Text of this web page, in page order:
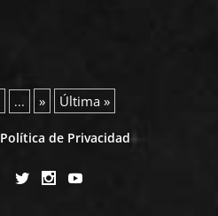
... » Última »
Política de Privacidad